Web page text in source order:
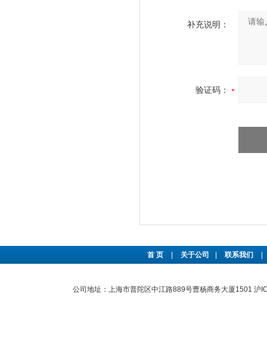
补充说明：
验证码：
首 页 关于公司 联系我们
公司地址：上海市普陀区中江路889号曹杨商务大厦1501 沪